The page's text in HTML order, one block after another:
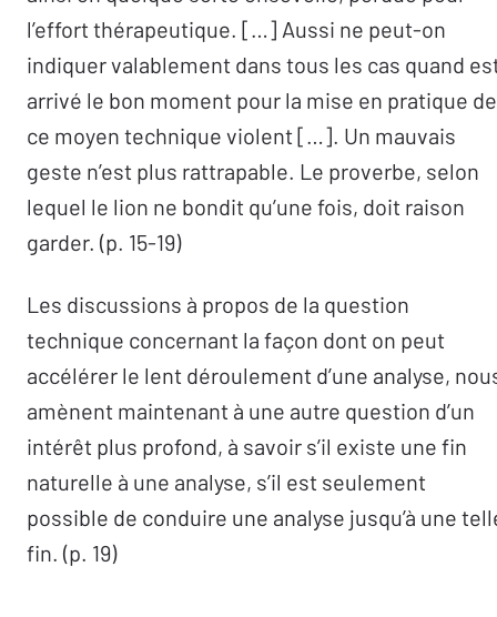
l’effort thérapeutique. […] Aussi ne peut-on
indiquer valablement dans tous les cas quand
arrivé le bon moment pour la mise en pratique de
ce moyen technique violent […]. Un mauvais
geste n’est plus rattrapable. Le proverbe, selon
lequel le lion ne bondit qu’une fois, doit raison
garder. (p. 15-19)
Les discussions à propos de la question
technique concernant la façon dont on peut
accélérer le lent déroulement d’une analyse,
amènent maintenant à une autre question d’un
intérêt plus profond, à savoir s’il existe une fin
naturelle à une analyse, s’il est seulement
possible de conduire une analyse jusqu’à une
fin. (p. 19)